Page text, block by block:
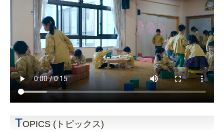
TOPICS (トピックス)